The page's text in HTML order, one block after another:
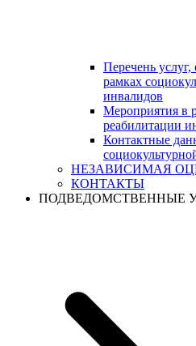
Перечень
рамках
инвалидов
Мероприятия в
реабилитации
Контактные
НЕЗАВИСИМАЯ
КОНТАКТЫ
ПОДВЕДОМСТВЕННЫЕ